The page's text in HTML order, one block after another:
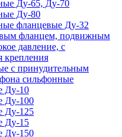
Ду-65, Ду-70
Ду-80
фланцевые Ду-32
фланцем, подвижным
давление, с
крепления
с принудительным
сильфонные
Ду-10
Ду-100
Ду-125
Ду-15
Ду-150